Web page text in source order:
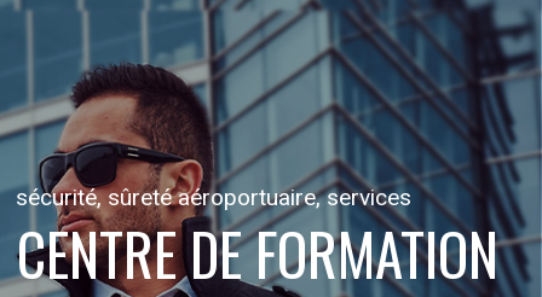
sécurité, sûreté aéroportuaire, services
CENTRE DE FORMATION